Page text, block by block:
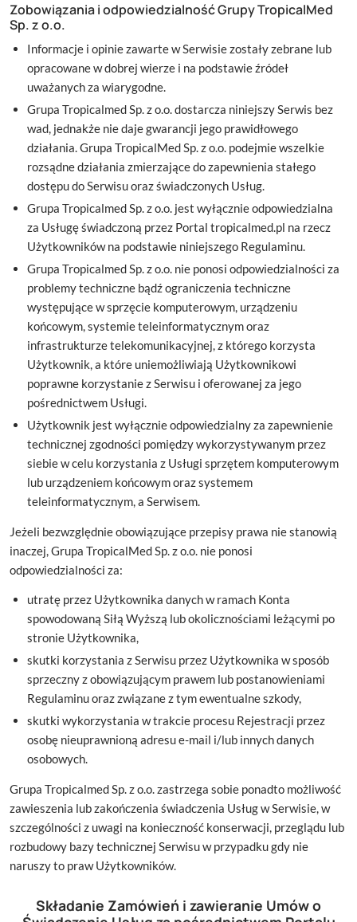
Zobowiązania i odpowiedzialność Grupy TropicalMed
Sp. z o.o.
Informacje i opinie zawarte w Serwisie zostały zebrane lub
opracowane w dobrej wierze i na podstawie źródeł
uważanych za wiarygodne.
Grupa Tropicalmed Sp. z o.o. dostarcza niniejszy Serwis bez
wad, jednakże nie daje gwarancji jego prawidłowego
działania. Grupa TropicalMed Sp. z o.o. podejmie wszelkie
rozsądne działania zmierzające do zapewnienia stałego
dostępu do Serwisu oraz świadczonych Usług.
Grupa Tropicalmed Sp. z o.o. jest wyłącznie odpowiedzialna
za Usługę świadczoną przez Portal tropicalmed.pl na rzecz
Użytkowników na podstawie niniejszego Regulaminu.
Grupa Tropicalmed Sp. z o.o. nie ponosi odpowiedzialności za
problemy techniczne bądź ograniczenia techniczne
występujące w sprzęcie komputerowym, urządzeniu
końcowym, systemie teleinformatycznym oraz
infrastrukturze telekomunikacyjnej, z którego korzysta
Użytkownik, a które uniemożliwiają Użytkownikowi
poprawne korzystanie z Serwisu i oferowanej za jego
pośrednictwem Usługi.
Użytkownik jest wyłącznie odpowiedzialny za zapewnienie
technicznej zgodności pomiędzy wykorzystywanym przez
siebie w celu korzystania z Usługi sprzętem komputerowym
lub urządzeniem końcowym oraz systemem
teleinformatycznym, a Serwisem.
Jeżeli bezwzględnie obowiązujące przepisy prawa nie stanowią
inaczej, Grupa TropicalMed Sp. z o.o. nie ponosi
odpowiedzialności za:
utratę przez Użytkownika danych w ramach Konta
spowodowaną Siłą Wyższą lub okolicznościami leżącymi po
stronie Użytkownika,
skutki korzystania z Serwisu przez Użytkownika w sposób
sprzeczny z obowiązującym prawem lub postanowieniami
Regulaminu oraz związane z tym ewentualne szkody,
skutki wykorzystania w trakcie procesu Rejestracji przez
osobę nieuprawnioną adresu e-mail i/lub innych danych
osobowych.
Grupa Tropicalmed Sp. z o.o. zastrzega sobie ponadto możliwość
zawieszenia lub zakończenia świadczenia Usług w Serwisie, w
szczególności z uwagi na konieczność konserwacji, przeglądu lub
rozbudowy bazy technicznej Serwisu w przypadku gdy nie
naruszy to praw Użytkowników.
Składanie Zamówień i zawieranie Umów o